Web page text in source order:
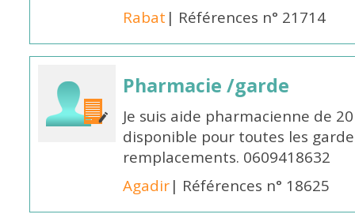
Rabat | Références n° 21714
Pharmacie /garde
Je suis aide pharmacienne de
disponible pour toutes les
remplacements. 0609418632
Agadir| Références n° 18625